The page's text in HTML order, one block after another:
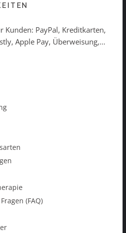
Kunden: PayPal, Kreditkarten,
Apple Pay, Überweisung,...
(FAQ)